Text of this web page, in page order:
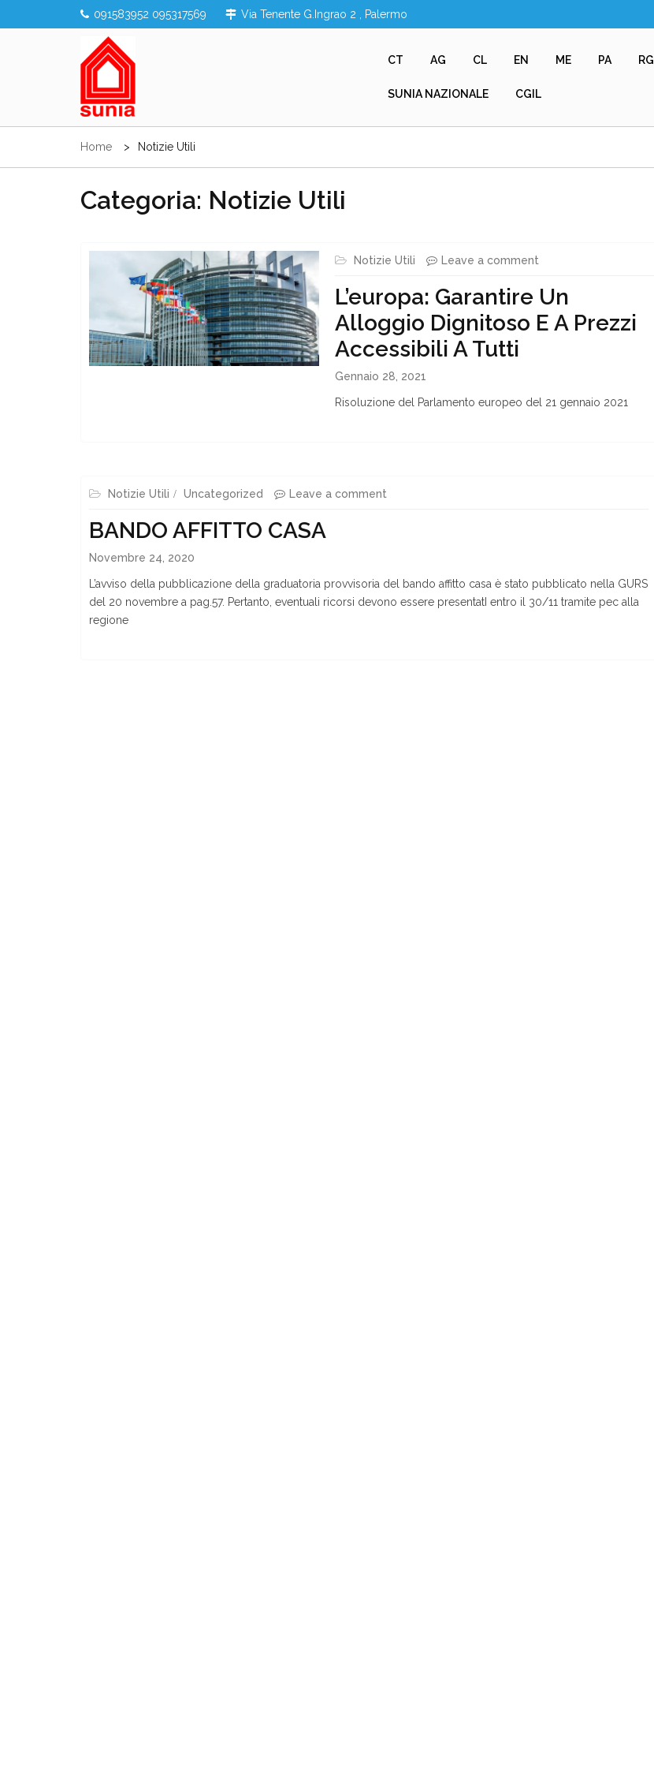
to
091583952 095317569 Via Tenente G.Ingrao 2 , Palermo
Sunia Sicilia
CT AG CL EN ME PA RG
SUNIA NAZIONALE CGIL
Home Notizie Utili
Categoria: Notizie Utili
Notizie Utili Leave a comment
L’europa: Garantire Un
Alloggio Dignitoso E A Prezzi
Accessibili A Tutti
Gennaio 28, 2021
Risoluzione del Parlamento europeo del 21 gennaio 2021
Notizie Utili Uncategorized Leave a comment
BANDO AFFITTO CASA
Novembre 24, 2020
L’avviso della pubblicazione della graduatoria provvisoria del bando affitto casa è stato pubblicato nella GURS
del 20 novembre a pag.57. Pertanto, eventuali ricorsi devono essere presentatI entro il 30/11 tramite pec alla
regione